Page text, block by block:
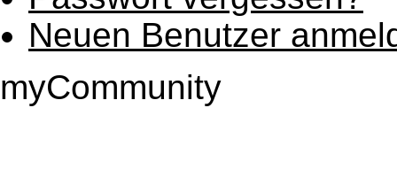
Neuen Benutzer
myCommunity